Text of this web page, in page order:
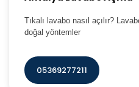
Tıkalı lavabo nasıl açılır?
doğal yöntemler
05369277211